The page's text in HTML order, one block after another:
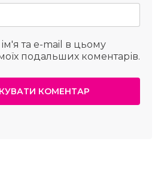
та e-mail в цьому
подальших коментарів.